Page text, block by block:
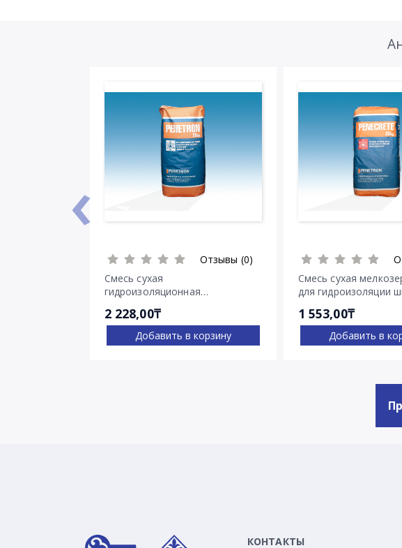
Отзывы (0)
Смесь сухая
гидроизоляционная
Пенетрон
2 228,00₸
Добавить в корзину
Смесь сухая
для гидроизоляции
1 553,00₸
Добавить в
‹
КОНТАКТЫ